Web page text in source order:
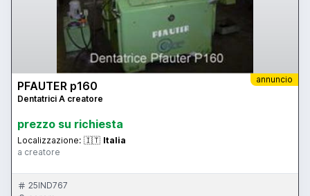
annuncio
PFAUTER p160
Dentatrici A creatore
prezzo su richiesta
Localizzazione: 🇮🇹 Italia
a creatore
25IND767